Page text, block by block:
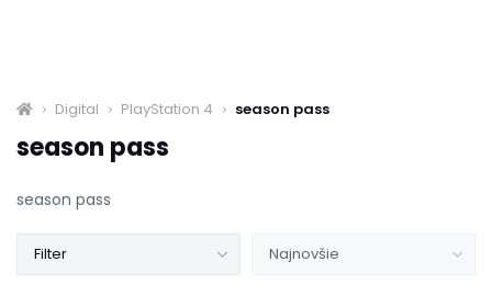
Digital PlayStation 4 season pass
season pass
season pass
Najnovšie
Filter